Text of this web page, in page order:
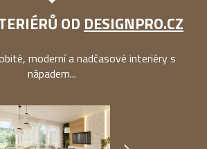
OD DESIGNPRO.CZ
moderní a nadčasové interiéry s
nápadem...